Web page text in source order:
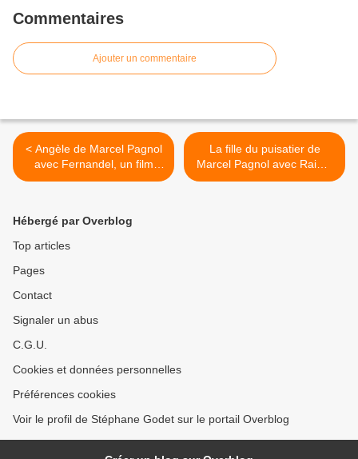
Commentaires
Ajouter un commentaire
< Angèle de Marcel Pagnol
avec Fernandel, un film
plein de poésie sur Netflix
La fille du puisatier de
Marcel Pagnol avec Raimu
et Fernandel sur Netflix >
Hébergé par Overblog
Top articles
Pages
Contact
Signaler un abus
C.G.U.
Cookies et données personnelles
Préférences cookies
Voir le profil de Stéphane Godet sur le portail Overblog